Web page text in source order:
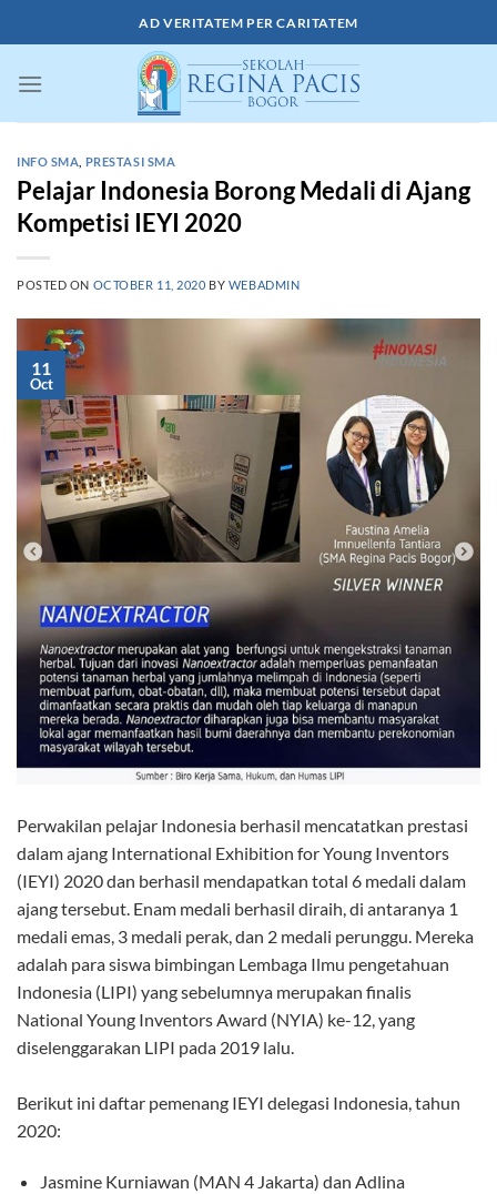
to
AD VERITATEM PER CARITATEM
INFO SMA PRESTASI SMA
Pelajar Indonesia Borong Medali di Ajang
Kompetisi IEYI 2020
POSTED ON OCTOBER 11, 2020 BY WEBADMIN
11
Oct
Perwakilan pelajar Indonesia berhasil mencatatkan prestasi
dalam ajang International Exhibition for Young Inventors
(IEYI) 2020 dan berhasil mendapatkan total 6 medali dalam
ajang tersebut. Enam medali berhasil diraih, di antaranya 1
medali emas, 3 medali perak, dan 2 medali perunggu. Mereka
adalah para siswa bimbingan Lembaga Ilmu pengetahuan
Indonesia (LIPI) yang sebelumnya merupakan finalis
National Young Inventors Award (NYIA) ke-12, yang
diselenggarakan LIPI pada 2019 lalu.⁣⁣
Berikut ini daftar pemenang IEYI delegasi Indonesia, tahun
2020:⁣⁣
Jasmine Kurniawan (MAN 4 Jakarta) dan Adlina